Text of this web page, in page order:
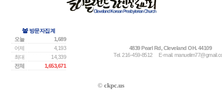
방문자집계
오늘
1,689
어제
4,193
최대
14,339
전체
1,653,671
4839 Pearl Rd, Cleveland OH. 44109
Tel. 216-459-8512
E-mail.
© ckpc.us